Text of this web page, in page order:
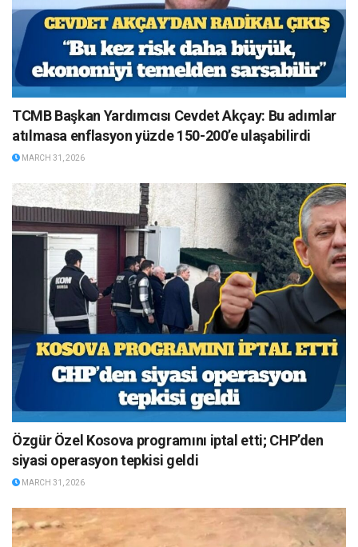
TCMB Başkan Yardımcısı Cevdet Akçay: Bu adımlar
atılmasa enflasyon yüzde 150-200’e ulaşabilirdi
MARCH 31, 2026
Özgür Özel Kosova programını iptal etti; CHP’den
siyasi operasyon tepkisi geldi
MARCH 31, 2026